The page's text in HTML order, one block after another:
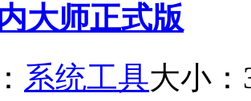
大师正式版
系统工具大小：